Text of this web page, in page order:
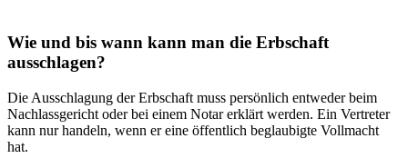
Wie und bis wann kann man die Erbschaft
ausschlagen?
Die Ausschlagung der Erbschaft muss persönlich entweder beim
Nachlassgericht oder bei einem Notar erklärt werden. Ein Vertreter
kann nur handeln, wenn er eine öffentlich beglaubigte Vollmacht
hat.